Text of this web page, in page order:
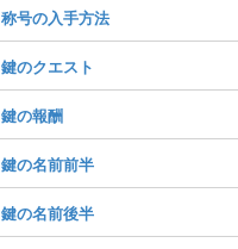
称号の入手方法
鍵のクエスト
鍵の報酬
鍵の名前前半
鍵の名前後半